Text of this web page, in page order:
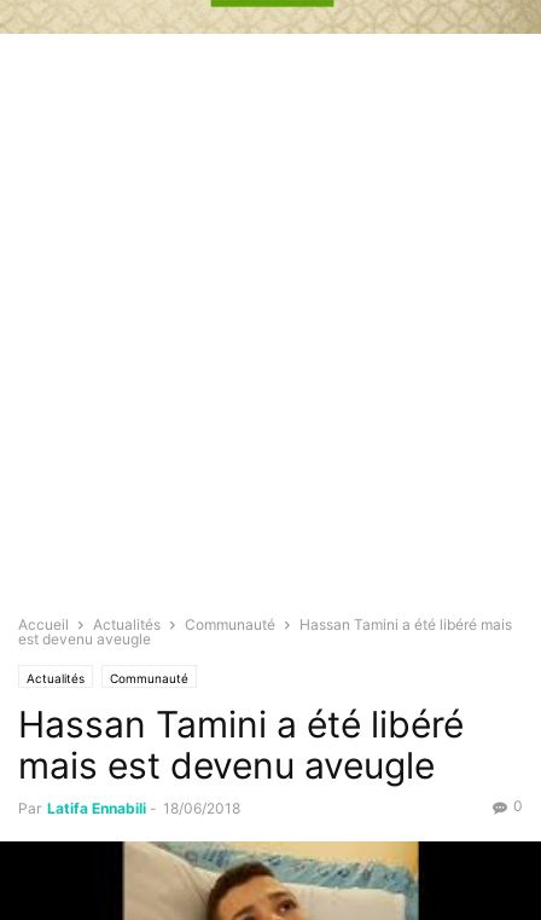
Accueil Actualités Communauté
Hassan Tamini a été libéré mais
est devenu aveugle
Actualités Communauté
Hassan Tamini a été libéré
mais est devenu aveugle
Par Latifa Ennabili - 18/06/2018 0